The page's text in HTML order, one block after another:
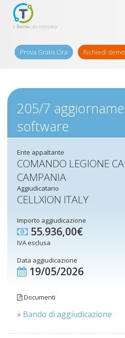
Prova Gratis Ora Richiedi demo
205/7
software
Ente appaltante
COMANDO LEGIONE
CAMPANIA
Aggiudicatario
CELLXION ITALY
Importo aggiudicazione
55.936,00€
IVA esclusa
Data aggiudicazione
19/05/2026
Documenti
» Bando di aggiudicazione